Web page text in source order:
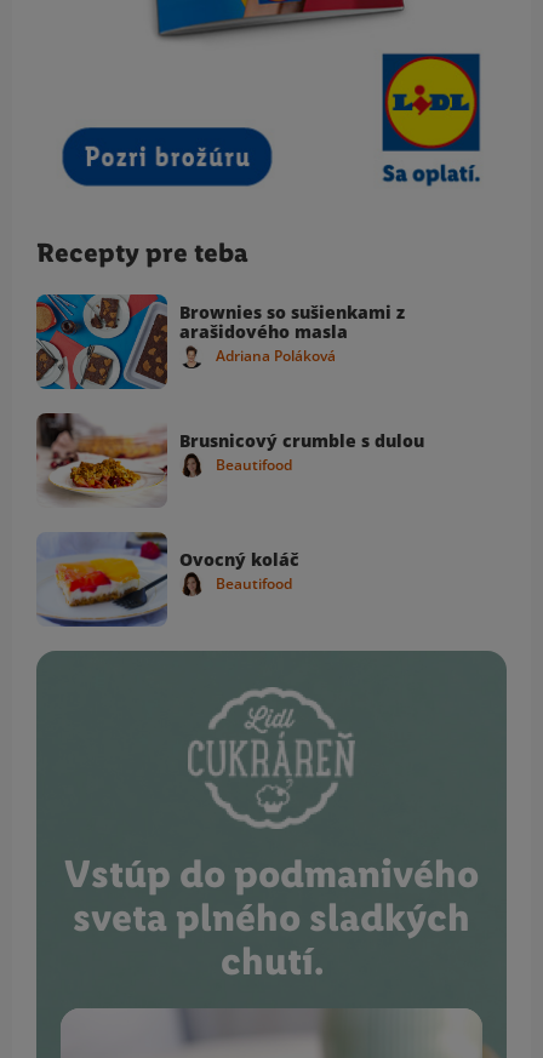
Recepty pre teba
Brownies so sušienkami z
arašidového masla
Adriana Poláková
Brusnicový crumble s dulou
Beautifood
Ovocný koláč
Beautifood
Vstúp do podmanivého
sveta plného sladkých
chutí.